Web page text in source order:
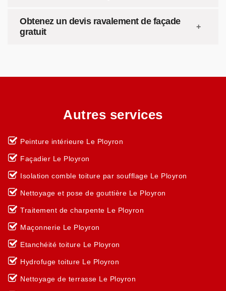
Obtenez un devis ravalement de façade
gratuit
Autres services
Peinture intérieure Le Ployron
Façadier Le Ployron
Isolation comble toiture par soufflage Le Ployron
Nettoyage et pose de gouttière Le Ployron
Traitement de charpente Le Ployron
Maçonnerie Le Ployron
Etanchéité toiture Le Ployron
Hydrofuge toiture Le Ployron
Nettoyage de terrasse Le Ployron